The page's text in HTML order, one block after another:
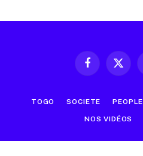
FacebookX
TOGO SOCIETE PEOPLE
NOS VIDÉOS